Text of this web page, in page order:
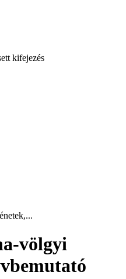
kifejezés
völgyi